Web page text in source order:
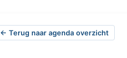
← Terug naar agenda overzicht